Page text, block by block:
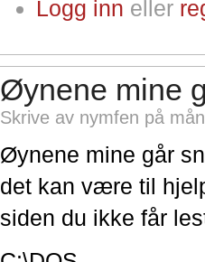
Logg inn eller
Øynene mine
Skrive av nymfen på
Øynene mine går
det kan være til
siden du ikke får